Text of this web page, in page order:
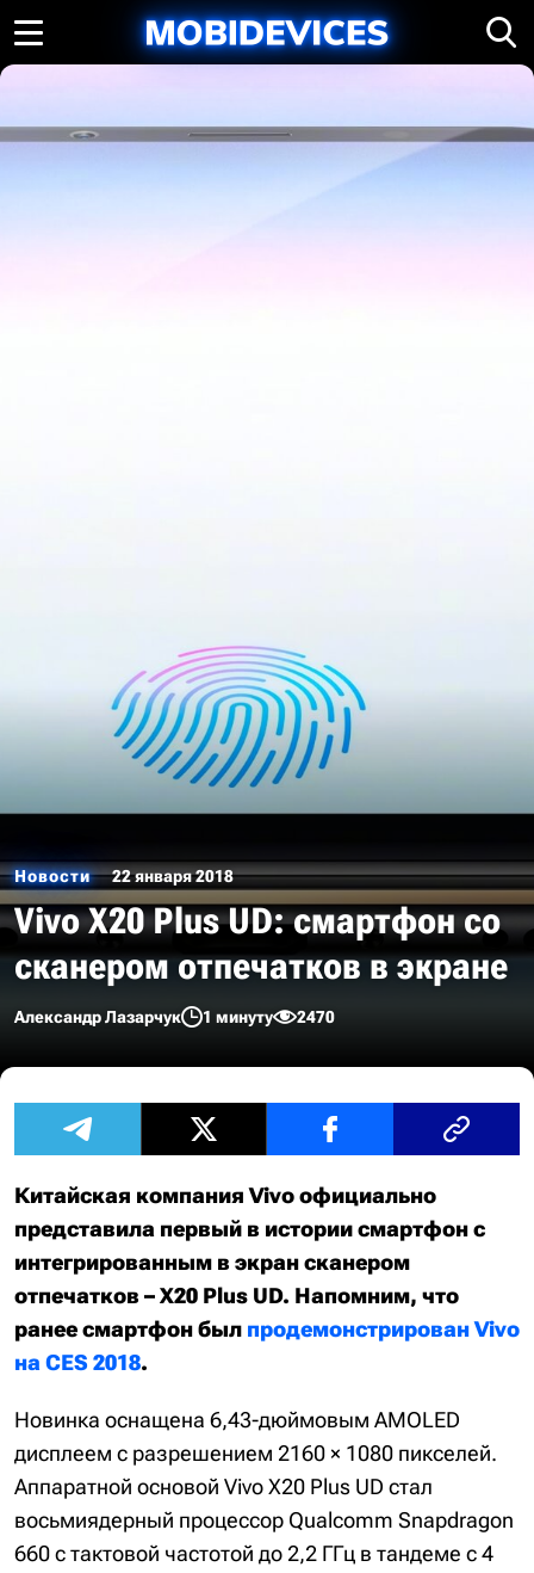
Новости 22 января 2018
Vivo X20 Plus UD: смартфон со
сканером отпечатков в экране
Александр Лазарчук 1 минуту 2470
Китайская компания Vivo официально
представила первый в истории смартфон с
интегрированным в экран сканером
отпечатков – X20 Plus UD. Напомним, что
ранее смартфон был продемонстрирован Vivo
на CES 2018.
Новинка оснащена 6,43-дюймовым AMOLED
дисплеем с разрешением 2160 × 1080 пикселей.
Аппаратной основой Vivo X20 Plus UD стал
восьмиядерный процессор Qualcomm Snapdragon
660 с тактовой частотой до 2,2 ГГц в тандеме с 4